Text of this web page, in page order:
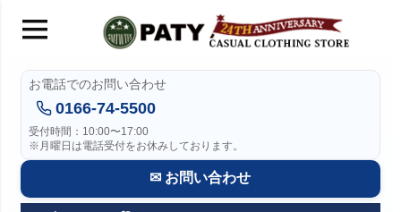
お電話でのお問い合わせ
0166-74-5500
受付時間：10:00〜17:00
※月曜日は電話受付をお休みしております。
✉ お問い合わせ